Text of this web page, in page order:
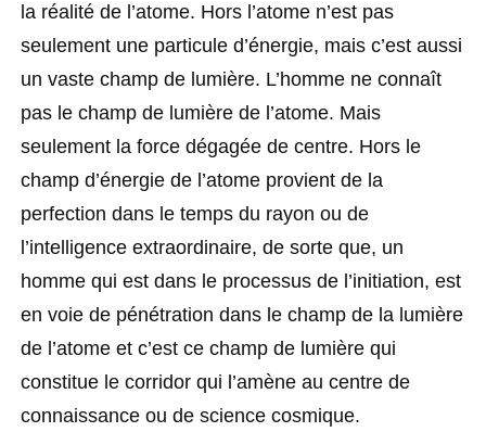
la réalité de l’atome. Hors l’atome n’est pas
seulement une particule d’énergie, mais c’est aussi
un vaste champ de lumière. L’homme ne connaît
pas le champ de lumière de l’atome. Mais
seulement la force dégagée de centre. Hors le
champ d’énergie de l’atome provient de la
perfection dans le temps du rayon ou de
l’intelligence extraordinaire, de sorte que, un
homme qui est dans le processus de l’initiation, est
en voie de pénétration dans le champ de la lumière
de l’atome et c’est ce champ de lumière qui
constitue le corridor qui l’amène au centre de
connaissance ou de science cosmique.